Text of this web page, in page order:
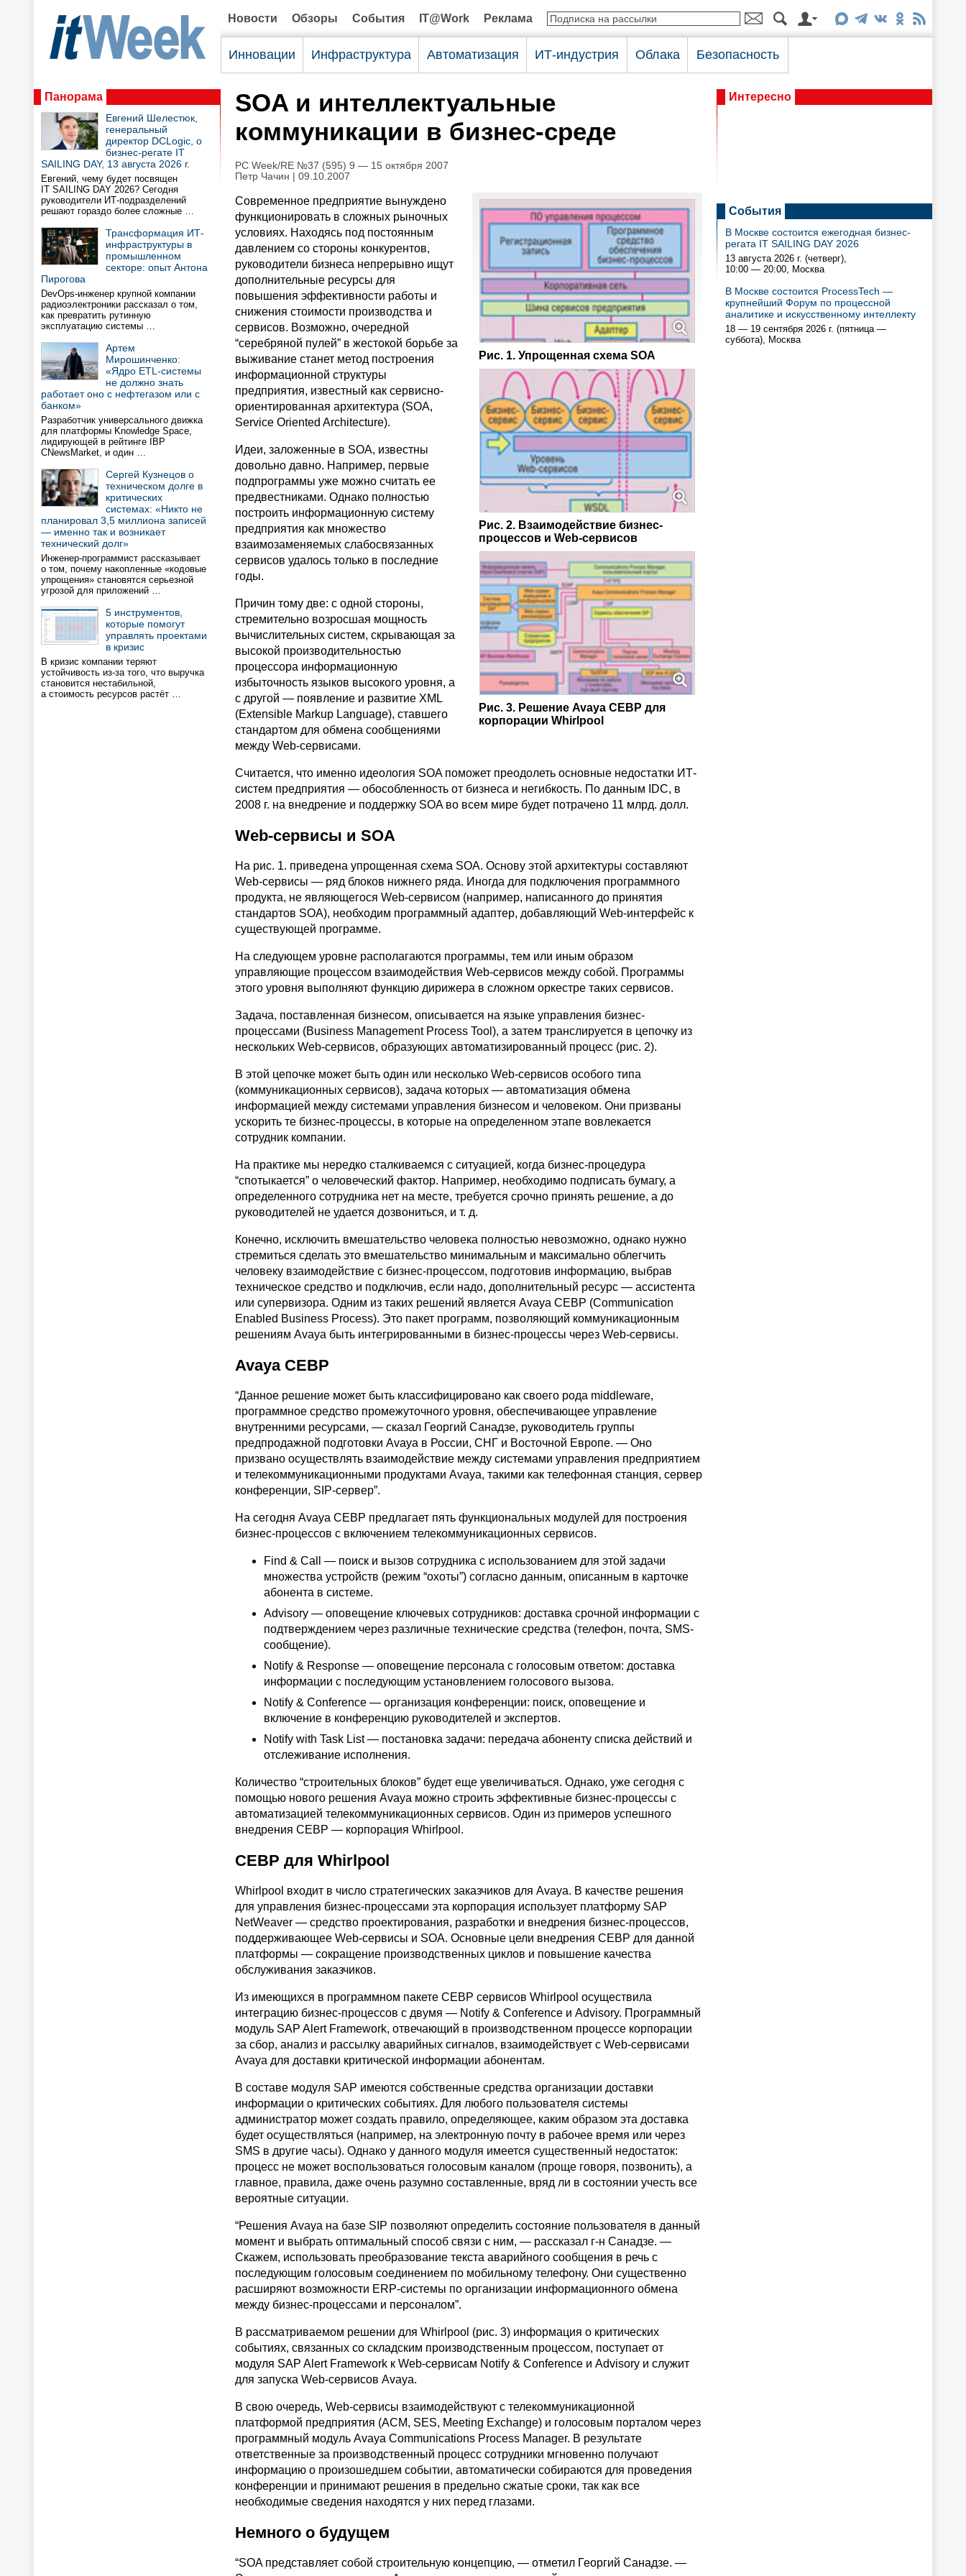
Новости Обзоры События IT@Work Реклама
Инновации Инфраструктура Автоматизация ИТ-индустрия Облака Безопасность
Панорама
Евгений Шелестюк,
генеральный
директор DCLogic, о
бизнес-регате IT
SAILING DAY, 13 августа 2026 г.
Евгений, чему будет посвящен
IT SAILING DAY 2026? Сегодня
руководители ИТ-подразделений
решают гораздо более сложные …
Трансформация ИТ-
инфраструктуры в
промышленном
секторе: опыт Антона
Пирогова
DevOps-инженер крупной компании
радиоэлектроники рассказал о том,
как превратить рутинную
эксплуатацию системы …
Артем
Мирошинченко:
«Ядро ETL-системы
не должно знать
работает оно с нефтегазом или с
банком»
Разработчик универсального движка
для платформы Knowledge Space,
лидирующей в рейтинге IBP
CNewsMarket, и один …
Сергей Кузнецов о
техническом долге в
критических
системах: «Никто не
планировал 3,5 миллиона записей
— именно так и возникает
технический долг»
Инженер-программист рассказывает
о том, почему накопленные «кодовые
упрощения» становятся серьезной
угрозой для приложений …
5 инструментов,
которые помогут
управлять проектами
в кризис
В кризис компании теряют
устойчивость из-за того, что выручка
становится нестабильной,
а стоимость ресурсов растёт …
SOA и интеллектуальные
коммуникации в бизнес-среде
PC Week/RE №37 (595) 9 — 15 октября 2007
Петр Чачин | 09.10.2007
Рис. 1. Упрощенная схема SOA
Рис. 2. Взаимодействие бизнес-
процессов и Web-сервисов
Рис. 3. Решение Avaya CEBP для
корпорации Whirlpool
Современное предприятие вынуждено
функционировать в сложных рыночных
условиях. Находясь под постоянным
давлением со стороны конкурентов,
руководители бизнеса непрерывно ищут
дополнительные ресурсы для
повышения эффективности работы и
снижения стоимости производства и
сервисов. Возможно, очередной
“серебряной пулей” в жестокой борьбе за
выживание станет метод построения
информационной структуры
предприятия, известный как сервисно-
ориентированная архитектура (SOA,
Service Oriented Architecture).
Идеи, заложенные в SOA, известны
довольно давно. Например, первые
подпрограммы уже можно считать ее
предвестниками. Однако полностью
построить информационную систему
предприятия как множество
взаимозаменяемых слабосвязанных
сервисов удалось только в последние
годы.
Причин тому две: с одной стороны,
стремительно возросшая мощность
вычислительных систем, скрывающая за
высокой производительностью
процессора информационную
избыточность языков высокого уровня, а
с другой — появление и развитие XML
(Extensible Markup Language), ставшего
стандартом для обмена сообщениями
между Web-сервисами.
Считается, что именно идеология SOA поможет преодолеть основные недостатки ИТ-
систем предприятия — обособленность от бизнеса и негибкость. По данным IDC, в
2008 г. на внедрение и поддержку SOA во всем мире будет потрачено 11 млрд. долл.
Web-сервисы и SOA
На рис. 1. приведена упрощенная схема SOA. Основу этой архитектуры составляют
Web-сервисы — ряд блоков нижнего ряда. Иногда для подключения программного
продукта, не являющегося Web-сервисом (например, написанного до принятия
стандартов SOA), необходим программный адаптер, добавляющий Web-интерфейс к
существующей программе.
На следующем уровне располагаются программы, тем или иным образом
управляющие процессом взаимодействия Web-сервисов между собой. Программы
этого уровня выполняют функцию дирижера в сложном оркестре таких сервисов.
Задача, поставленная бизнесом, описывается на языке управления бизнес-
процессами (Business Management Process Tool), а затем транслируется в цепочку из
нескольких Web-сервисов, образующих автоматизированный процесс (рис. 2).
В этой цепочке может быть один или несколько Web-сервисов особого типа
(коммуникационных сервисов), задача которых — автоматизация обмена
информацией между системами управления бизнесом и человеком. Они призваны
ускорить те бизнес-процессы, в которые на определенном этапе вовлекается
сотрудник компании.
На практике мы нередко сталкиваемся с ситуацией, когда бизнес-процедура
“спотыкается” о человеческий фактор. Например, необходимо подписать бумагу, а
определенного сотрудника нет на месте, требуется срочно принять решение, а до
руководителей не удается дозвониться, и т. д.
Конечно, исключить вмешательство человека полностью невозможно, однако нужно
стремиться сделать это вмешательство минимальным и максимально облегчить
человеку взаимодействие с бизнес-процессом, подготовив информацию, выбрав
техническое средство и подключив, если надо, дополнительный ресурс — ассистента
или супервизора. Одним из таких решений является Avaya CEBP (Communication
Enabled Business Process). Это пакет программ, позволяющий коммуникационным
решениям Avaya быть интегрированными в бизнес-процессы через Web-сервисы.
Avaya CEBP
“Данное решение может быть классифицировано как своего рода middleware,
программное средство промежуточного уровня, обеспечивающее управление
внутренними ресурсами, — сказал Георгий Санадзе, руководитель группы
предпродажной подготовки Avaya в России, СНГ и Восточной Европе. — Оно
призвано осуществлять взаимодействие между системами управления предприятием
и телекоммуникационными продуктами Avaya, такими как телефонная станция, сервер
конференции, SIP-сервер”.
На сегодня Avaya CEBP предлагает пять функциональных модулей для построения
бизнес-процессов с включением телекоммуникационных сервисов.
Find & Call — поиск и вызов сотрудника с использованием для этой задачи
множества устройств (режим “охоты”) согласно данным, описанным в карточке
абонента в системе.
Advisory — оповещение ключевых сотрудников: доставка срочной информации с
подтверждением через различные технические средства (телефон, почта, SMS-
сообщение).
Notify & Response — оповещение персонала с голосовым ответом: доставка
информации с последующим установлением голосового вызова.
Notify & Conference — организация конференции: поиск, оповещение и
включение в конференцию руководителей и экспертов.
Notify with Task List — постановка задачи: передача абоненту списка действий и
отслеживание исполнения.
Количество “строительных блоков” будет еще увеличиваться. Однако, уже сегодня с
помощью нового решения Avaya можно строить эффективные бизнес-процессы с
автоматизацией телекоммуникационных сервисов. Один из примеров успешного
внедрения СЕВР — корпорация Whirlpool.
CEBP для Whirlpool
Whirlpool входит в число стратегических заказчиков для Avaya. В качестве решения
для управления бизнес-процессами эта корпорация использует платформу SAP
NetWeaver — средство проектирования, разработки и внедрения бизнес-процессов,
поддерживающее Web-сервисы и SOA. Основные цели внедрения CEBP для данной
платформы — сокращение производственных циклов и повышение качества
обслуживания заказчиков.
Из имеющихся в программном пакете CEBP сервисов Whirlpool осуществила
интеграцию бизнес-процессов с двумя — Notify & Conference и Advisory. Программный
модуль SAP Alert Framework, отвечающий в производственном процессе корпорации
за сбор, анализ и рассылку аварийных сигналов, взаимодействует с Web-сервисами
Avaya для доставки критической информации абонентам.
В составе модуля SAP имеются собственные средства организации доставки
информации о критических событиях. Для любого пользователя системы
администратор может создать правило, определяющее, каким образом эта доставка
будет осуществляться (например, на электронную почту в рабочее время или через
SMS в другие часы). Однако у данного модуля имеется существенный недостаток:
процесс не может воспользоваться голосовым каналом (проще говоря, позвонить), а
главное, правила, даже очень разумно составленные, вряд ли в состоянии учесть все
вероятные ситуации.
“Решения Avaya на базе SIP позволяют определить состояние пользователя в данный
момент и выбрать оптимальный способ связи с ним, — рассказал г-н Санадзе. —
Скажем, использовать преобразование текста аварийного сообщения в речь с
последующим голосовым соединением по мобильному телефону. Они существенно
расширяют возможности ERP-системы по организации информационного обмена
между бизнес-процессами и персоналом”.
В рассматриваемом решении для Whirlpool (рис. 3) информация о критических
событиях, связанных со складским производственным процессом, поступает от
модуля SAP Alert Framework к Web-сервисам Notify & Conference и Advisory и служит
для запуска Web-сервисов Avaya.
В свою очередь, Web-сервисы взаимодействуют с телекоммуникационной
платформой предприятия (ACM, SES, Meeting Exchange) и голосовым порталом через
программный модуль Avaya Communications Process Manager. В результате
ответственные за производственный процесс сотрудники мгновенно получают
информацию о произошедшем событии, автоматически собираются для проведения
конференции и принимают решения в предельно сжатые сроки, так как все
необходимые сведения находятся у них перед глазами.
Немного о будущем
“SOA представляет собой строительную концепцию, — отметил Георгий Санадзе. —
Интересно
События
В Москве состоится ежегодная бизнес-
регата IT SAILING DAY 2026
13 августа 2026 г. (четверг),
10:00 — 20:00, Москва
В Москве состоится ProcessTech —
крупнейший Форум по процессной
аналитике и искусственному интеллекту
18 — 19 сентября 2026 г. (пятница —
суббота), Москва